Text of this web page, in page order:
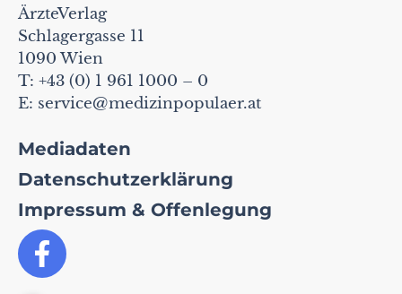
ÄrzteVerlag
Schlagergasse 11
1090 Wien
T: +43 (0) 1 961 1000 – 0
E: service@medizinpopulaer.at
Mediadaten
Datenschutzerklärung
Impressum & Offenlegung